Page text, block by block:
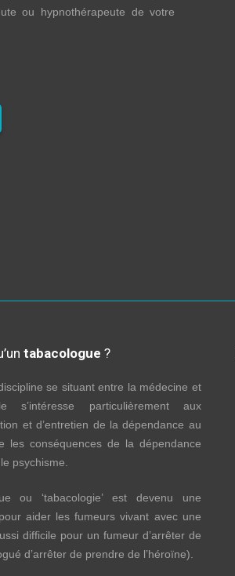
ou hypnothérapeute de votre
tabacologue ?
se situant entre la médecine et
s’intéresse particulièrement aux
et d’entretien de la dépendance au
les conséquences de la dépendance
psychisme.
ou ‘tabacologie’ est devenu une
aider les fumeurs vivant avec une
difficile pour un fumeur d’arrêter de
d’arrêter de prendre de l’héroïne).